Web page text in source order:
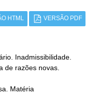
HTML VERSÃO PDF
Inadmissibilidade.